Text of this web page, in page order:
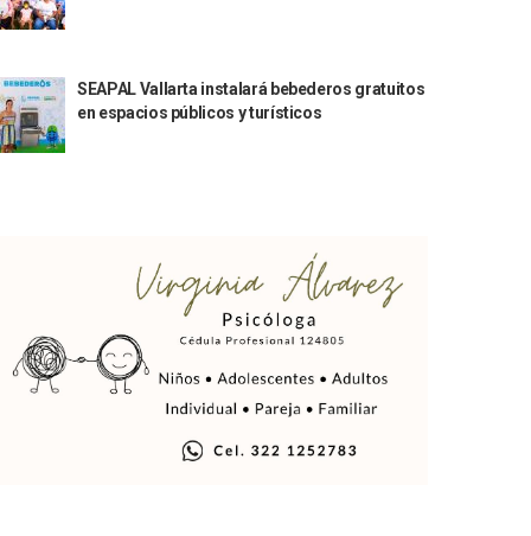
SEAPAL Vallarta instalará bebederos gratuitos
en espacios públicos y turísticos